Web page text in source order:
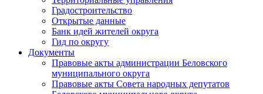
Градостроительство
Открытые данные
Банк идей жителей округа
Гид по округу
Документы
Правовые акты администрации Беловского
муниципального округа
Правовые акты Совета народных депутатов